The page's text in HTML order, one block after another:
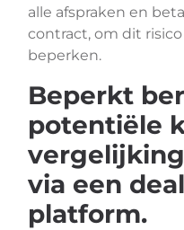
alle afspraken en
contract, om dit
beperken.
Beperkt
potentiële
via een
platform.